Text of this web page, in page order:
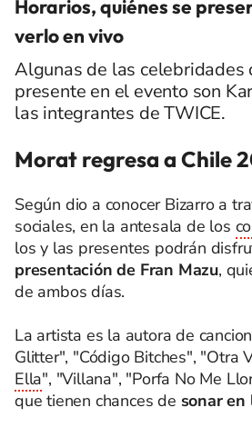
Horarios, quiénes se
verlo en vivo
Algunas de las celebridades
presente en el evento son
las integrantes de TWICE.
Morat regresa a Chile
Según dio a conocer Bizarro a
sociales, en la antesala de los
los y las presentes podrán
presentación de Fran Mazu,
de ambos días.
La artista es la autora de
Glitter", "Código Bitches", "Otra
Ella", "Villana", "Porfa No Me
que tienen chances de sonar